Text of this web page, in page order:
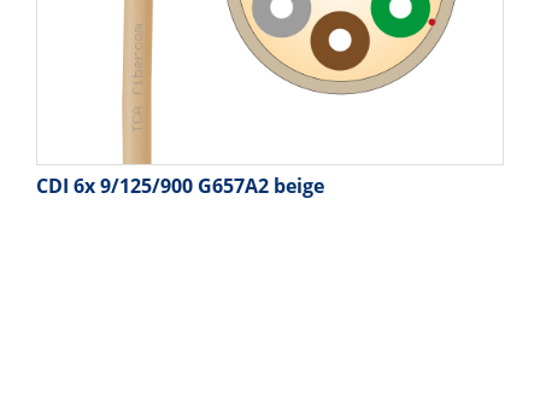
CDI 6x 9/125/900 G657A2 beige